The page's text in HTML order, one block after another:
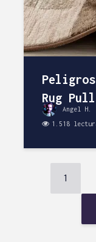
Rug
Angel H.
1.518
1